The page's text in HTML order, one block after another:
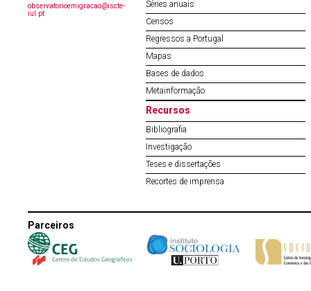
observatorioemigracao@iscte-
iul.pt
Séries anuais
Censos
Regressos a Portugal
Mapas
Bases de dados
Metainformação
Recursos
Bibliografia
Investigação
Teses e dissertações
Recortes de imprensa
Parceiros